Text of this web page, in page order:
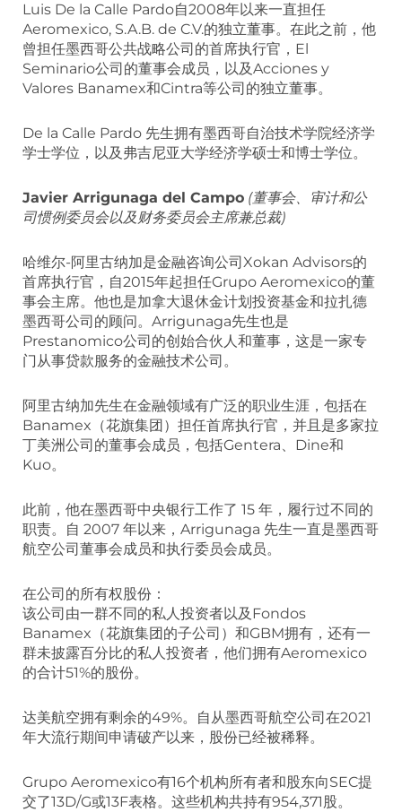
Luis De la Calle Pardo自2008年以来一直担任
Aeromexico, S.A.B. de C.V.的独立董事。在此之前，他
曾担任墨西哥公共战略公司的首席执行官，El
Seminario公司的董事会成员，以及Acciones y
Valores Banamex和Cintra等公司的独立董事。
De la Calle Pardo 先生拥有墨西哥自治技术学院经济学
学士学位，以及弗吉尼亚大学经济学硕士和博士学位。
Javier Arrigunaga del Campo (董事会、审计和公
司惯例委员会以及财务委员会主席兼总裁)
哈维尔-阿里古纳加是金融咨询公司Xokan Advisors的
首席执行官，自2015年起担任Grupo Aeromexico的董
事会主席。他也是加拿大退休金计划投资基金和拉扎德
墨西哥公司的顾问。Arrigunaga先生也是
Prestanomico公司的创始合伙人和董事，这是一家专
门从事贷款服务的金融技术公司。
阿里古纳加先生在金融领域有广泛的职业生涯，包括在
Banamex（花旗集团）担任首席执行官，并且是多家拉
丁美洲公司的董事会成员，包括Gentera、Dine和
Kuo。
此前，他在墨西哥中央银行工作了 15 年，履行过不同的
职责。自 2007 年以来，Arrigunaga 先生一直是墨西哥
航空公司董事会成员和执行委员会成员。
在公司的所有权股份：
该公司由一群不同的私人投资者以及Fondos
Banamex（花旗集团的子公司）和GBM拥有，还有一
群未披露百分比的私人投资者，他们拥有Aeromexico
的合计51%的股份。
达美航空拥有剩余的49%。自从墨西哥航空公司在2021
年大流行期间申请破产以来，股份已经被稀释。
Grupo Aeromexico有16个机构所有者和股东向SEC提
交了13D/G或13F表格。这些机构共持有954,371股。